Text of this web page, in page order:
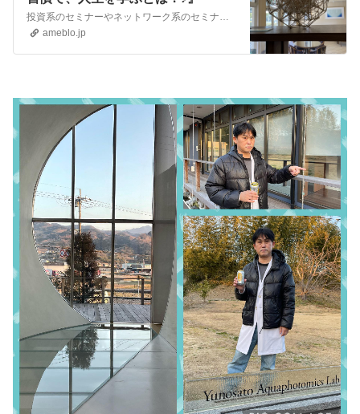
投資系のセミナーやネットワーク系のセミナーなど、私は誘われたらなんでも参加します♬ 投資系のセミナーは大体詐欺が多いですね♬ ビジネスの手法ややってる人の人間…
ameblo.jp